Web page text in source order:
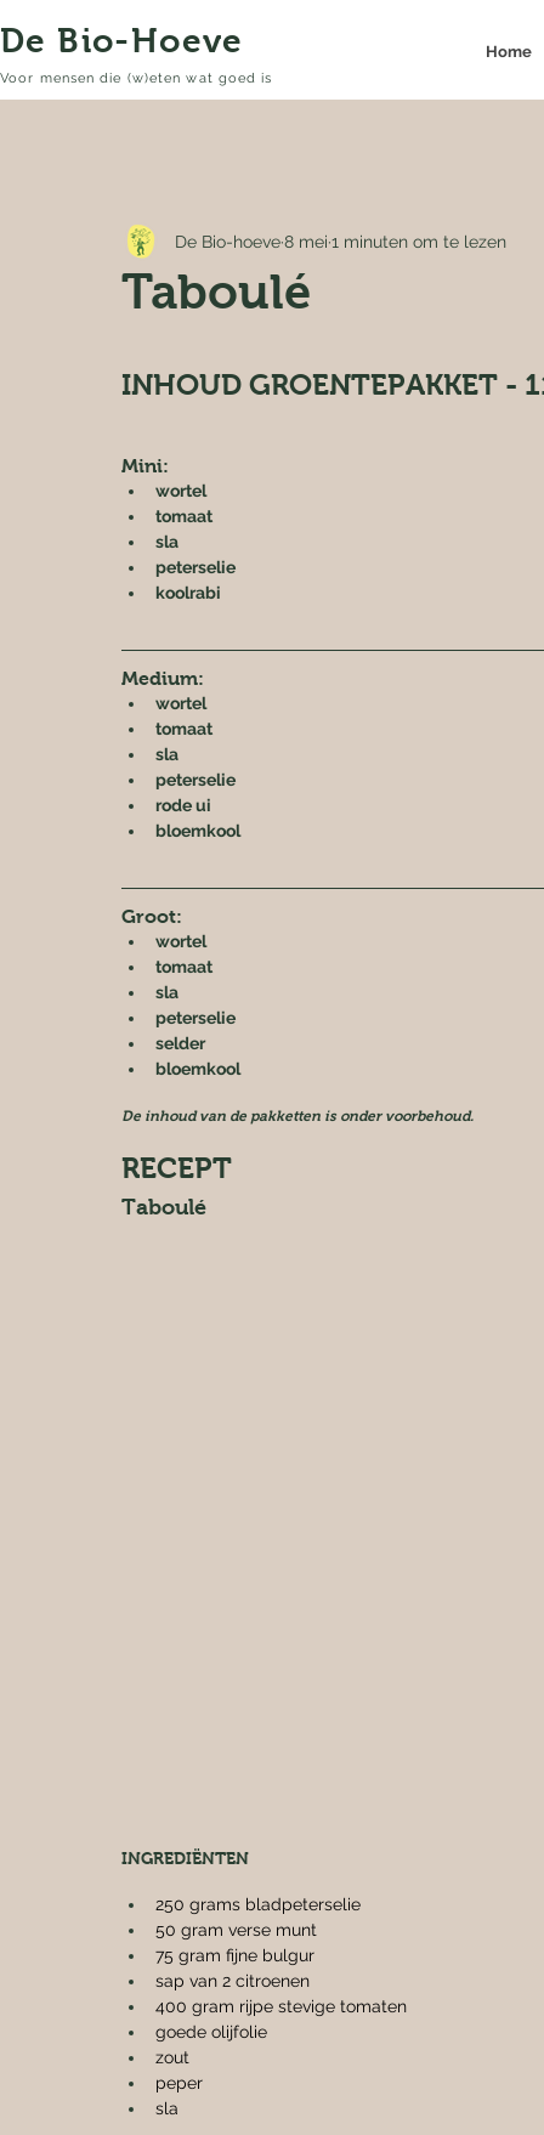
Taboulé
De Bio-hoeve8 mei 1 minuten om te lezen
INHOUD GROENTEPAKKET -
Mini:
wortel
tomaat
sla
peterselie
koolrabi
Medium:
wortel
tomaat
sla
peterselie
rode ui
bloemkool
Groot:
wortel
tomaat
sla
peterselie
selder
bloemkool
De inhoud van de pakketten is onder voorbehoud.
RECEPT
Taboulé
INGREDIËNTEN
250 grams bladpeterselie
50 gram verse munt
75 gram fijne bulgur
sap van 2 citroenen
400 gram rijpe stevige tomaten
goede olijfolie
zout
peper
sla
De Bio-Hoeve
Voor mensen die (w)eten wat goed is
Home